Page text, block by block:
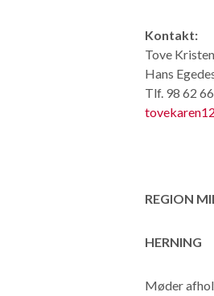
Kontakt:
Tove
Hans
Tlf. 98 62
REGION
HERNING
Møder